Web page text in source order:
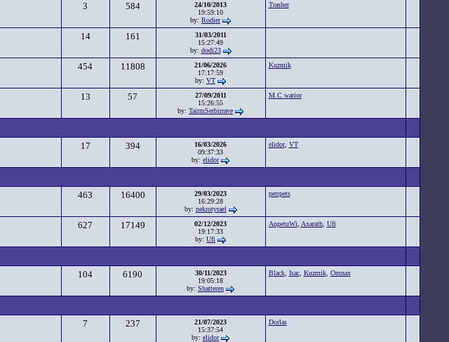
3 584
24/10/2013
19:59:10
by: Rodier
Trasher
14 161
31/03/2011
15:27:49
by: dodi23
454 11808
21/06/2026
17:17:59
by: VT
Kuzmik
13 57
27/09/2011
15:26:55
by: TairmSerbirrave
M.C warior
17 394
16/03/2026
09:37:33
by: elidor
elidor, VT
463 16400
29/03/2023
16:29:28
by: nekrotyrael
petrpets
627 17149
02/12/2023
19:17:33
by: Ufi
AnpetuWi Axarath, Ufi
104 6190
30/11/2023
19:05:18
by: Shatteren
Black, Isac, Kuzmik, Omnax
7 237
21/07/2023
15:37:54
by: elidor
Dorlas